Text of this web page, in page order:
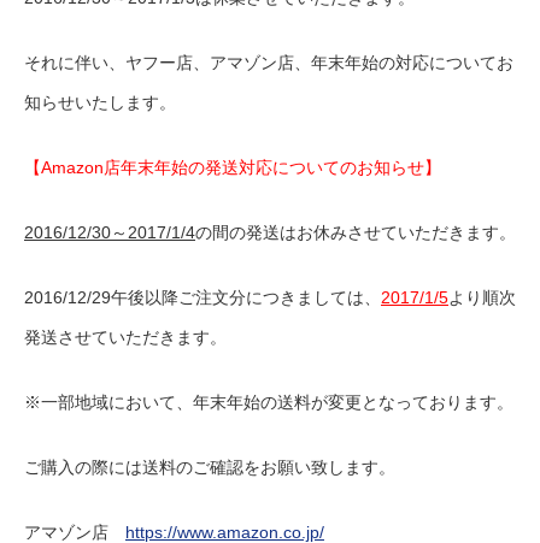
それに伴い、ヤフー店、アマゾン店、年末年始の対応についてお
知らせいたします。
【Amazon店年末年始の発送対応についてのお知らせ】
2016/12/30～2017/1/4の間の発送はお休みさせていただきます。
2016/12/29午後以降ご注文分につきましては、 2017/1/5より順次
発送させていただきます。
※一部地域において、年末年始の送料が変更となっております。
ご購入の際には送料のご確認をお願い致します。
アマゾン店 https://www.amazon.co.jp/